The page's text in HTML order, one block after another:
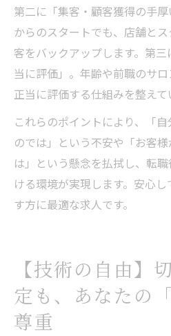
第二に「集客・顧客獲得の手
からのスタートでも、店舗と
客をバックアップします。第
当に評価」。年齢や前職のサ
正当に評価する仕組みを整えて
これらのポイントにより、「
のでは」という不安や「お客
は」という懸念を払拭し、転
ける環境が実現します。安心
す方に最適な求人です。
【技術の自由】
定も、あなたの
尊重